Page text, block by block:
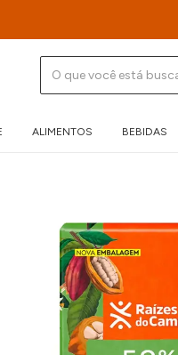
ALIMENTOS BEBIDAS